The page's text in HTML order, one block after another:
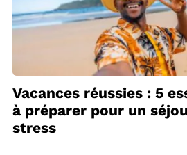
Vacances réussies : 5
à préparer pour un
stress